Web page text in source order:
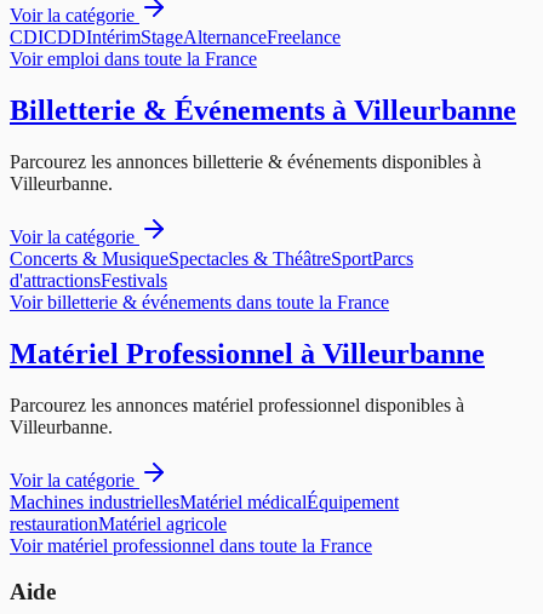
Voir la catégorie
CDICDDIntérimStageAlternanceFreelance
Voiremploi dans toute la France
Billetterie & Événements à Villeurbanne
Parcourez les annonces billetterie & événements disponibles à
Villeurbanne.
Voir la catégorie
Concerts & MusiqueSpectacles & ThéâtreSportParcs
d'attractionsFestivals
Voirbilletterie & événements dans toute la France
Matériel Professionnel à Villeurbanne
Parcourez les annonces matériel professionnel disponibles à
Villeurbanne.
Voir la catégorie
Machines industriellesMatériel médicalÉquipement
restaurationMatériel agricole
Voirmatériel professionnel dans toute la France
Aide